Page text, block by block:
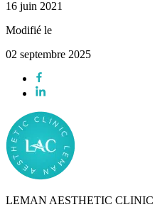
16 juin 2021
Modifié le
02 septembre 2025
LEMAN AESTHETIC CLINIC